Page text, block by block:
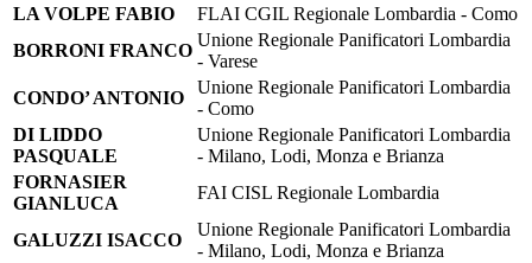
LA VOLPE FABIO
FLAI CGIL Regionale Lombardia - Como
BORRONI FRANCO
Unione Regionale Panificatori Lombardia
- Varese
CONDO’ ANTONIO
Unione Regionale Panificatori Lombardia
- Como
DI LIDDO
PASQUALE
Unione Regionale Panificatori Lombardia
- Milano, Lodi, Monza e Brianza
FORNASIER
GIANLUCA
FAI CISL Regionale Lombardia
GALUZZI ISACCO
Unione Regionale Panificatori Lombardia
- Milano, Lodi, Monza e Brianza